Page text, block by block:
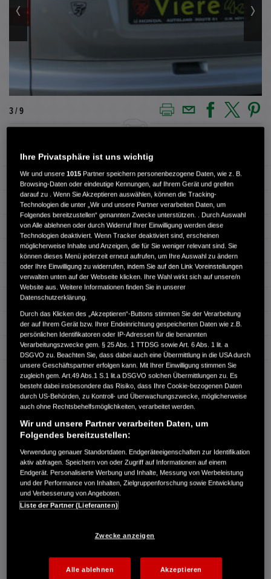
3 / 9
Außenfarbe ALABASTER SILVER M.
Kilometerstand 84.200 km
Kraftstoffart Super
Getriebe Schaltgetriebe
Türen 4
Leistung 110 kW / 150 PS
Hubraum
Erstzulassung 06.2011
Bauart SUV
AUTOLAND ROUTE 51 GMBH
Teutoburger-Wald-Str. 15
49124 Georgsmarienhütte
RUFEN SIE UNS AN:
05401 36940
Route planen
Händlerbestand anzeigen
Dealer Website anzeigen
Händler kontaktieren
PROBEFAHRT VEREINBAREN
Ihre Privatsphäre ist uns wichtig
Wir und unsere1015 Partner speichern personenbezogene Daten, wie z. B.
Browsing-Daten oder eindeutige Kennungen, auf Ihrem Gerät und greifen
darauf zu . Wenn Sie Akzeptieren auswählen, können die Tracking-
Technologien die unter „Wir und unsere Partner verarbeiten Daten, um
Folgendes bereitzustellen“ genannten Zwecke unterstützen. . Durch Auswahl
von Alle ablehnen oder durch Widerruf Ihrer Einwilligung werden diese
Technologien deaktiviert. Wenn Tracker deaktiviert sind, erscheinen
möglicherweise Inhalte und Anzeigen, die für Sie weniger relevant sind. Sie
können dieses Menü jederzeit erneut aufrufen, um Ihre Auswahl zu ändern
oder Ihre Einwilligung zu widerrufen, indem Sie auf den Link Voreinstellungen
verwalten unten auf der Webseite klicken. Ihre Wahl wirkt sich auf unsere/n
Website aus. Weitere Informationen finden Sie in unserer
Datenschutzerklärung.
Durch das Klicken des „Akzeptieren“-Buttons stimmen Sie der Verarbeitung
der auf Ihrem Gerät bzw. Ihrer Endeinrichtung gespeicherten Daten wie z.B.
persönlichen Identifikatoren oder IP-Adressen für die benannten
Verarbeitungszwecke gem. § 25 Abs. 1 TTDSG sowie Art. 6 Abs. 1 lit. a
DSGVO zu. Beachten Sie, dass dabei auch eine Übermittlung in die USA durch
unsere Geschäftspartner erfolgen kann. Mit Ihrer Einwilligung stimmen Sie
zugleich gem. Art.49 Abs.1 S.1 lit.a DSGVO solchen Übermittlungen zu. Es
besteht dabei insbesondere das Risiko, dass Ihre Cookie-bezogenen Daten
durch US-Behörden, zu Kontroll- und Überwachungszwecke, möglicherweise
auch ohne Rechtsbehelfsmöglichkeiten, verarbeitet werden.
Wir und unsere Partner verarbeiten Daten, um
Folgendes bereitzustellen:
Verwendung genauer Standortdaten. Endgeräteeigenschaften zur Identifikation
aktiv abfragen. Speichern von oder Zugriff auf Informationen auf einem
Endgerät. Personalisierte Werbung und Inhalte, Messung von Werbeleistung
und der Performance von Inhalten, Zielgruppenforschung sowie Entwicklung
und Verbesserung von Angeboten.
Liste der Partner (Lieferanten)
Zwecke anzeigen
Alle ablehnen Akzeptieren